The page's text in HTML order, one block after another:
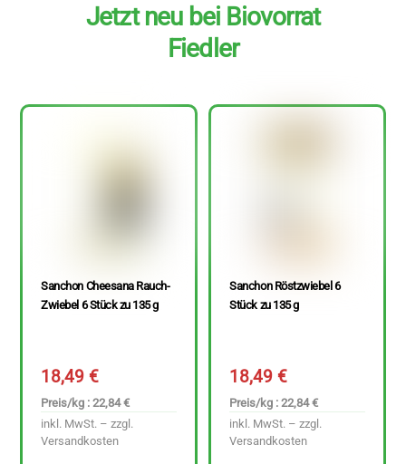
Jetzt neu bei Biovorrat
Fiedler
Sanchon Cheesana Rauch-
Zwiebel 6 Stück zu 135 g
18,49€
Preis/kg : 22,84 €
inkl. MwSt. – zzgl.
Versandkosten
Sanchon Röstzwiebel 6
Stück zu 135 g
18,49€
Preis/kg : 22,84 €
inkl. MwSt. – zzgl.
Versandkosten